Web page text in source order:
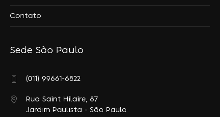
Contato
Sede São Paulo
(011) 99661-6822
Rua Saint Hilaire, 87
Jardim Paulista - São Paulo